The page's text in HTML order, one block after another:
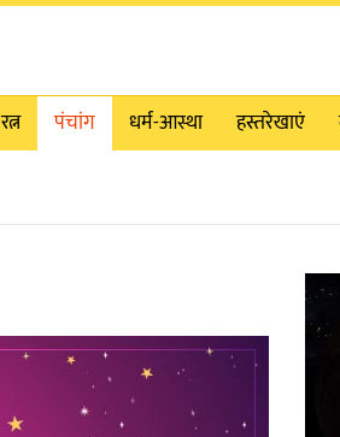
रत्न पंचांग धर्म-आस्था हस्तरेखाएं